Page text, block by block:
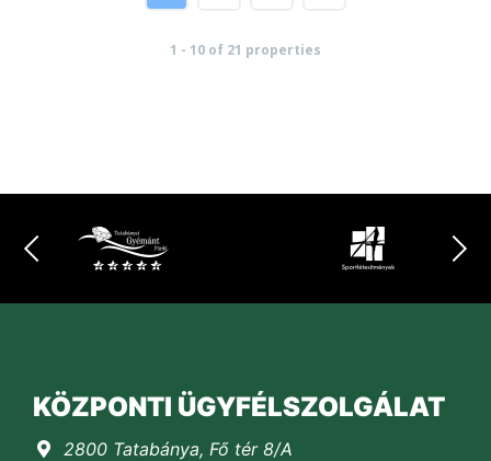
1 - 10 of 21 properties
KÖZPONTI ÜGYFÉLSZOLGÁLAT
2800 Tatabánya, Fő tér 8/A